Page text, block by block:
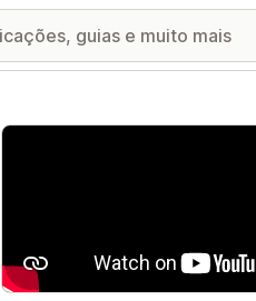
Galeria de imagens em destaque